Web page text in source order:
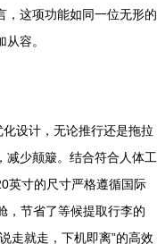
，这项功能如同一位无形的
容。
设计，无论推行还是拖拉
减少颠簸。结合符合人体工
英寸的尺寸严格遵循国际
，节省了等候提取行李的
走就走，下机即离”的高效